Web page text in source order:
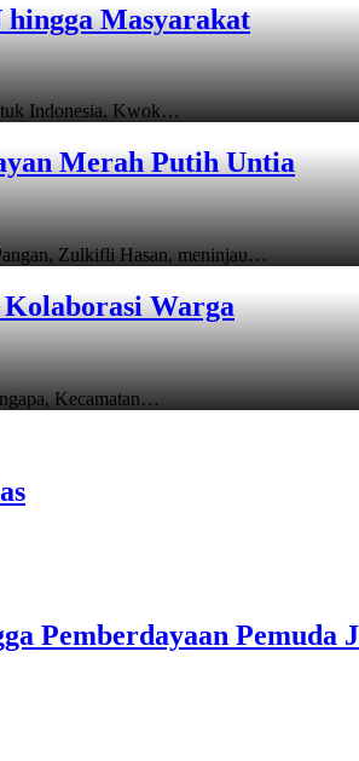
Masyarakat
Indonesia, Kwok…
Merah Putih Untia
Zulkifli Hasan, meninjau…
Kolaborasi Warga
Kecamatan…
Pemberdayaan Pemuda